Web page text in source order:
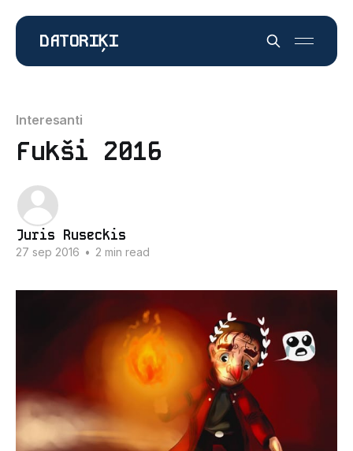
DATORIĶI
Interesanti
Fukši 2016
Juris Ruseckis
27 sep 2016 • 2 min read